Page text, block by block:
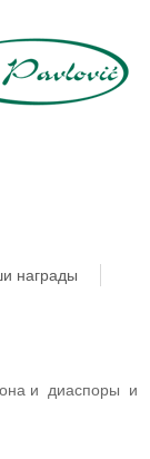
награды
и диаспоры и